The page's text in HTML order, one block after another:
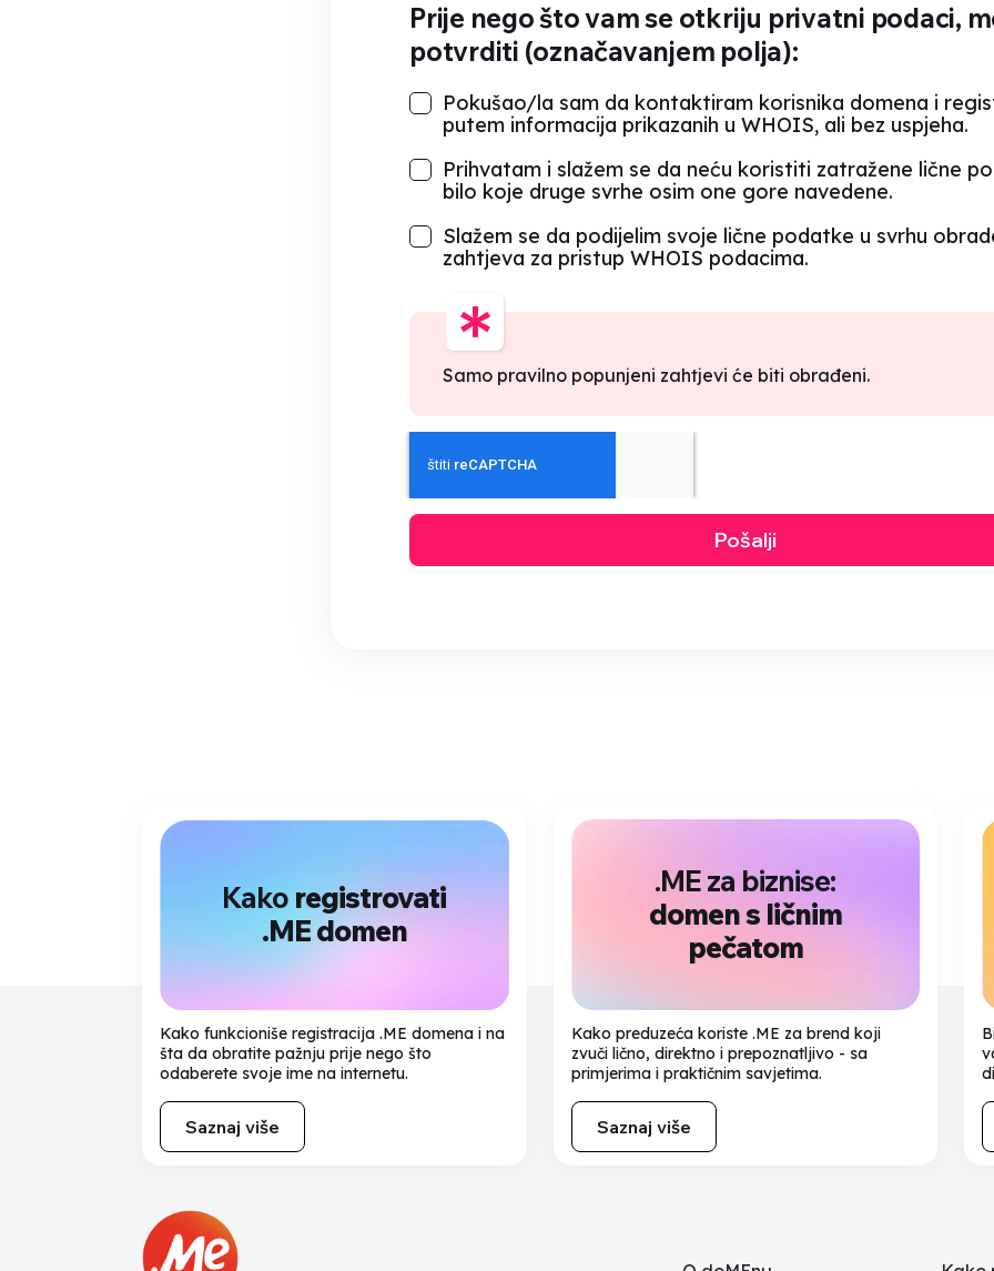
Prije nego što vam se otkriju privatni podaci,
potvrditi (označavanjem polja):
Pokušao/la sam da kontaktiram korisnika domena i
putem informacija prikazanih u WHOIS, ali bez uspjeha.
Prihvatam i slažem se da neću koristiti zatražene lične
bilo koje druge svrhe osim one gore navedene.
Slažem se da podijelim svoje lične podatke u svrhu
zahtjeva za pristup WHOIS podacima.
Samo pravilno popunjeni zahtjevi će biti obrađeni.
Pošalji
Kako registrovati
.ME domen
Kako funkcioniše registracija .ME domena i na
šta da obratite pažnju prije nego što
odaberete svoje ime na internetu.
Saznaj više
.ME za biznise:
domen s ličnim
pečatom
Kako preduzeća koriste .ME za brend koji
zvuči lično, direktno i prepoznatljivo - sa
primjerima i praktičnim savjetima.
Saznaj više